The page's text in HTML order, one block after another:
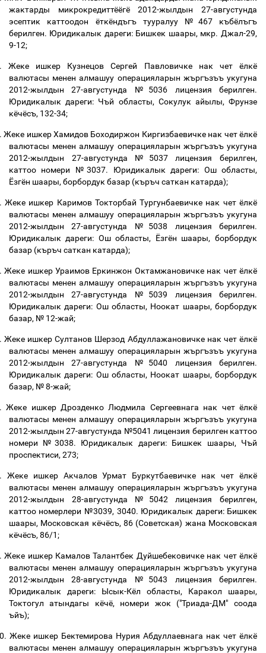
жактарды микрокредиттёёгё 2012-жылдын 27-августунда
эсептик каттоодон ёткёндъгъ тууралуу №467 къбёлъгъ
берилген. Юридикалык дареги: Бишкек шаары, мкр. Джал-29,
9-12;
Жеке ишкер
Кузнецов Сергей Павловичке нак чет ёлкё
валютасы менен алмашуу операцияларын жъргъзъъ укугуна
2012-жылдын 27-августунда №5036 лицензия берилген.
Юридикалык дареги: Чъй областы, Сокулук айылы, Фрунзе
кёчёсъ, 132-34;
Жеке ишкер Хамидов Боходиржон Киргизбаевичке нак чет ёлкё
валютасы менен алмашуу операцияларын жъргъзъъ укугуна
2012-жылдын 27-августунда №5037лицензия берилген,
каттоо номери №3037. Юридикалык дареги: Ош областы,
Ёзгён шаары, борбордук базар (къръч саткан катарда);
Жеке ишкер Каримов Токторбай Тургунбаевичке нак чет ёлкё
валютасы менен алмашуу операцияларын жъргъзъъ укугуна
2012-жылдын 27-августунда №5038 лицензия берилген.
Юридикалык дареги: Ош областы, Ёзгён шаары, борбордук
базар (къръч саткан катарда);
Жеке ишкер Ураимов Еркинжон Октамжановичке нак чет ёлкё
валютасы менен алмашуу операцияларын жъргъзъъ укугуна
2012-жылдын 27-августунда №5039 лицензия берилген.
Юридикалык дареги: Ош областы, Ноокат шаары,борбордук
базар, № 12-жай;
Жеке ишкер Султанов Шерзод Абдуллажановичке нак чет ёлкё
валютасы менен алмашуу операцияларын жъргъзъъ укугуна
2012-жылдын 27-августунда №5040 лицензия берилген.
Юридикалык дареги: Ош областы, Ноокат шаары, борбордук
базар, № 8-жай;
Жеке ишкер Дрозденко Людмила Сергеевнага нак чет ёлкё
валютасы менен алмашуу операцияларын жъргъзъъ укугуна
2012-жылдын 27-августунда №5041 лицензия берилген каттоо
номери №3038. Юридикалык дареги: Бишкек шаары, Чъй
проспектиси, 273;
Жеке ишкер Акчалов Урмат Буркутбаевичке нак чет ёлкё
валютасы менен алмашуу операцияларын жъргъзъъ укугуна
2012-жылдын 28-августунда №5042 лицензия берилген,
каттоо номерлери №3039, 3040. Юридикалык дареги: Бишкек
шаары, Московская кёчёсъ, 86 (Советская) жана Московская
кёчёсъ, 86/1;
Жеке ишкер Камалов Талантбек Дуйшебековичке нак чет ёлкё
валютасы менен алмашуу операцияларын жъргъзъъ укугуна
2012-жылдын 28-августунда №5043 лицензия берилген.
Юридикалык дареги: Ысык-Кёл областы, Каракол шаары,
Токтогул атындагы кёчё, номери жок ("Триада-ДМ" соода
ъйъ);
Жеке ишкер Бектемирова Нурия Абдуллаевнага нак чет ёлкё
валютасы менен алмашуу операцияларын жъргъзъъ укугуна